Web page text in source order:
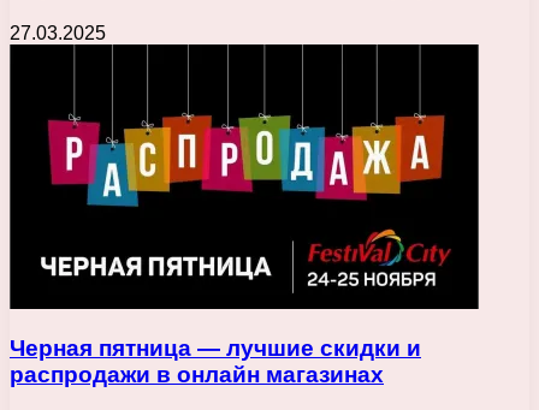
27.03.2025
Черная пятница — лучшие скидки и
распродажи в онлайн магазинах